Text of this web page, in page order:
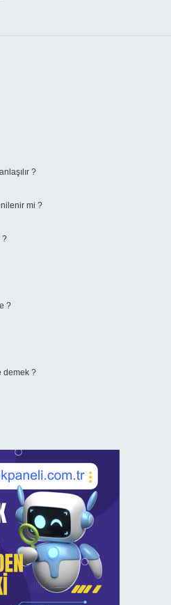
?
mi ?
?
?
demek ?